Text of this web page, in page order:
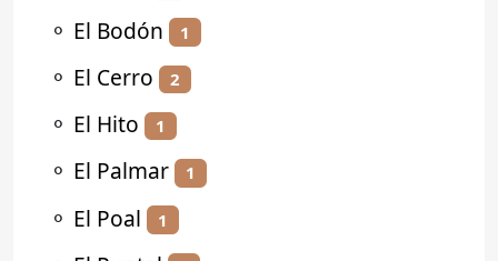
⚬ El Bodón 1
⚬ El Cerro 2
⚬ El Hito 1
⚬ El Palmar 1
⚬ El Poal 1